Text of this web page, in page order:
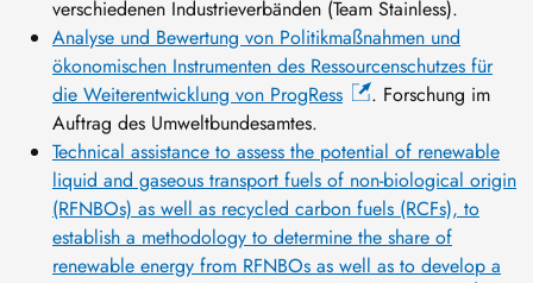
verschiedenen Industrieverbänden (Team Stainless).
Analyse und Bewertung von Politikmaßnahmen und
ökonomischen Instrumenten des Ressourcenschutzes für
die Weiterentwicklung von ProgRess
. Forschung im
Auftrag des Umweltbundesamtes.
Technical assistance to assess the potential of renewable
liquid and gaseous transport fuels of non-biological origin
(RFNBOs) as well as recycled carbon fuels (RCFs), to
establish a methodology to determine the share of
renewable energy from RFNBOs as well as to develop a